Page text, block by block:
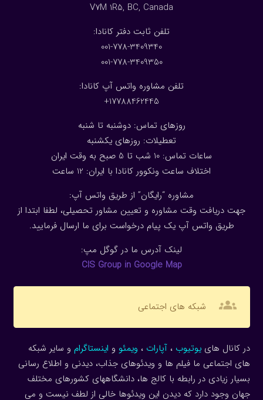
V7M 1R5, BC, Canada
:تلفن ثابت دفتر کانادا
001-778-3409340
001-778-3409350
تلفن مشاوره واتس آپ کانادا:
17788462445+
روزهای تماس: دوشنبه تا شنبه
تعطیلات: روزهای یکشنبه
ساعات تماس: 10 شب تا 5 صبح به وقت ایران
اختلاف ساعت ونکوور کانادا با ایران: 1 2 ساعت
مشاوره “رایگان” از طریق واتس آپ:
جهت دریافت وقت مشاوره و تعیین مشاور تحصیلی، لطفا ابتدا از
طریق واتس آپ یک پیام درخواست برای ما ارسال فرمایید.
لینک آدرس ما در گوگل مپ:
CIS Group in Google Map
groups شبکه های اجتماعی
در کانال هاییوتیوب ، آپارات ، ویمئو و اینستاگرام و سایر شبکه
های اجتماعی ما فیلم ها و ویدئوهای جذاب، دیدنی و اطلاع رسانی
بسیار زیادی در رابطه با کالج ها، دانشگاههای کشورهای مختلف
جهان وجود دارد که دیدن این ویدئوها خالی از لطف نیست و می